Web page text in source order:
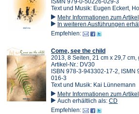
Text und Musik: Eugen Eckert,
Mehr Informationen zum Artikel
In weiteren Ausführungen
Empfehlen:
Come, see the child
2013, 8 Seiten, 21 cm x 29,7 cm,
Artikel-Nr.: DV30
ISBN 978-3-943302-17-2, ISMN
016-3
Text und Musik: Kai Lünnemann
Mehr Informationen zum Artikel
Auch erhältlich als: CD
Empfehlen: